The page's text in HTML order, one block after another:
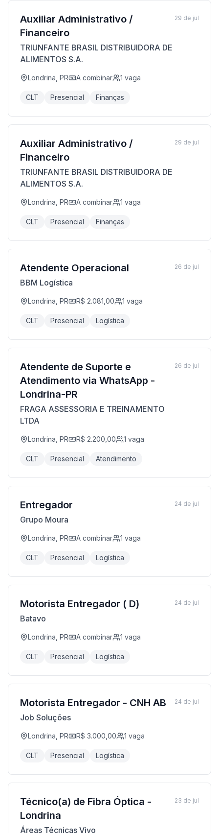
Auxiliar Administrativo /
Financeiro
TRIUNFANTE BRASIL DISTRIBUIDORA DE
ALIMENTOS S.A.
Londrina, PR A combinar 1 vaga
CLT Presencial Finanças
29 de jul
Auxiliar Administrativo /
Financeiro
TRIUNFANTE BRASIL DISTRIBUIDORA DE
ALIMENTOS S.A.
Londrina, PR A combinar 1 vaga
CLT Presencial Finanças
29 de jul
Atendente Operacional
BBM Logística
Londrina, PR R$ 2.081,00 1 vaga
CLT Presencial Logística
26 de jul
Atendente de Suporte e
Atendimento via WhatsApp -
Londrina-PR
FRAGA ASSESSORIA E TREINAMENTO
LTDA
Londrina, PR R$ 2.200,00 1 vaga
CLT Presencial Atendimento
26 de jul
Entregador
Grupo Moura
Londrina, PR A combinar 1 vaga
CLT Presencial Logística
24 de jul
Motorista Entregador ( D)
Batavo
Londrina, PR A combinar 1 vaga
CLT Presencial Logística
24 de jul
Motorista Entregador - CNH AB
Job Soluções
Londrina, PR R$ 3.000,00 1 vaga
CLT Presencial Logística
24 de jul
Técnico(a) de Fibra Óptica -
Londrina
Áreas Técnicas Vivo
23 de jul